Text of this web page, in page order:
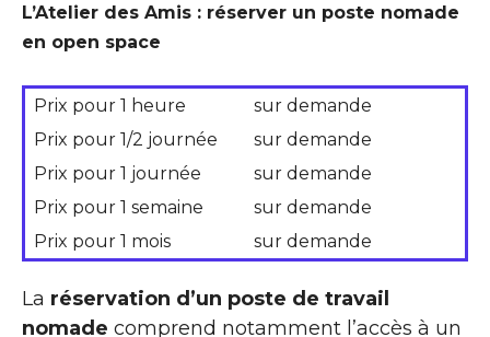
L’Atelier des Amis : réserver un poste nomade
en open space
Prix pour 1 heure
sur demande
Prix pour 1/2 journée
sur demande
Prix pour 1 journée
sur demande
Prix pour 1 semaine
sur demande
Prix pour 1 mois
sur demande
La réservation d’un poste de travail
nomade comprend notamment l’accès à un